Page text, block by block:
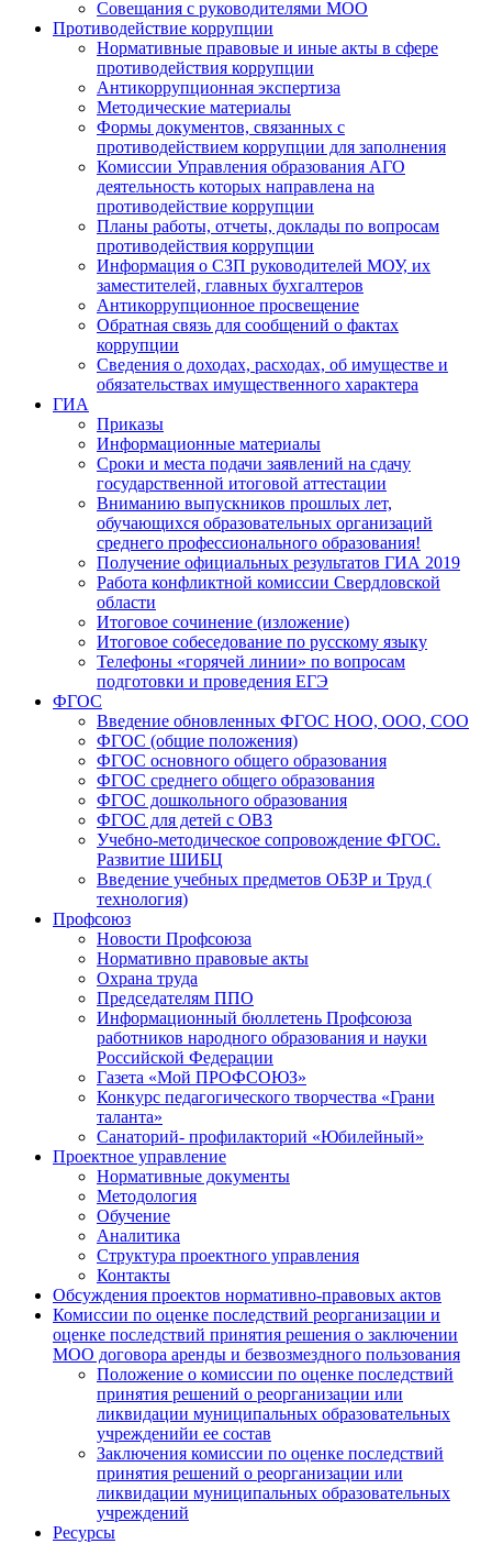
Совещания с руководителями МОО
Противодействие коррупции
Нормативные правовые и иные акты в сфере
противодействия коррупции
Антикоррупционная экспертиза
Методические материалы
Формы документов, связанных с
противодействием коррупции для заполнения
Комиссии Управления образования АГО
деятельность которых направлена на
противодействие коррупции
Планы работы, отчеты, доклады по вопросам
противодействия коррупции
Информация о СЗП руководителей МОУ, их
заместителей, главных бухгалтеров
Антикоррупционное просвещение
Обратная связь для сообщений о фактах
коррупции
Сведения о доходах, расходах, об имуществе и
обязательствах имущественного характера
ГИА
Приказы
Информационные материалы
Сроки и места подачи заявлений на сдачу
государственной итоговой аттестации
Вниманию выпускников прошлых лет,
обучающихся образовательных организаций
среднего профессионального образования!
Получение официальных результатов ГИА 2019
Работа конфликтной комиссии Свердловской
области
Итоговое сочинение (изложение)
Итоговое собеседование по русскому языку
Телефоны «горячей линии» по вопросам
подготовки и проведения ЕГЭ
ФГОС
Введение обновленных ФГОС НОО, ООО, СОО
ФГОС (общие положения)
ФГОС основного общего образования
ФГОС среднего общего образования
ФГОС дошкольного образования
ФГОС для детей с ОВЗ
Учебно-методическое сопровождение ФГОС.
Развитие ШИБЦ
Введение учебных предметов ОБЗР и Труд (
технология)
Профсоюз
Новости Профсоюза
Нормативно правовые акты
Охрана труда
Председателям ППО
Информационный бюллетень Профсоюза
работников народного образования и науки
Российской Федерации
Газета «Мой ПРОФСОЮЗ»
Конкурс педагогического творчества «Грани
таланта»
Санаторий- профилакторий «Юбилейный»
Проектное управление
Нормативные документы
Методология
Обучение
Аналитика
Структура проектного управления
Контакты
Обсуждения проектов нормативно-правовых актов
Комиссии по оценке последствий реорганизации и
оценке последствий принятия решения о заключении
МОО договора аренды и безвозмездного пользования
Положение о комиссии по оценке последствий
принятия решений о реорганизации или
ликвидации муниципальных образовательных
учрежденийи ее состав
Заключения комиссии по оценке последствий
принятия решений о реорганизации или
ликвидации муниципальных образовательных
учреждений
Ресурсы